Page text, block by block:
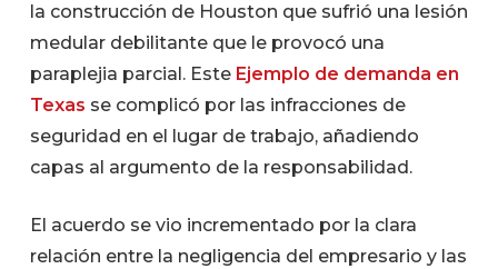
la construcción de Houston que sufrió una lesión
medular debilitante que le provocó una
paraplejia parcial. Este Ejemplo de demanda en
Texas se complicó por las infracciones de
seguridad en el lugar de trabajo, añadiendo
capas al argumento de la responsabilidad.
El acuerdo se vio incrementado por la clara
relación entre la negligencia del empresario y las